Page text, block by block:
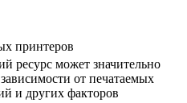
принтеров
ресурс может значительно
от печатаемых
и других факторов